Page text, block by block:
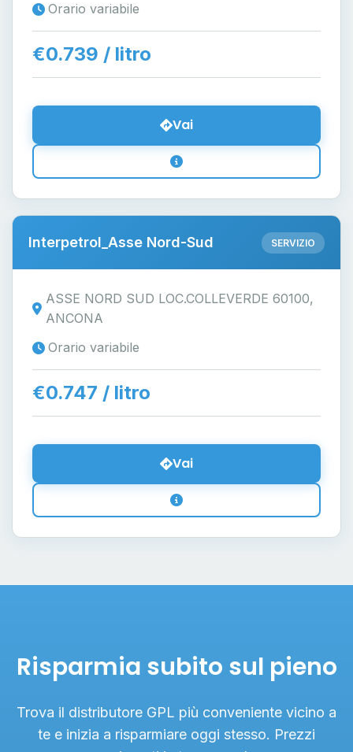
Orario variabile
€0.739 / litro
Vai
Interpetrol_Asse Nord-Sud SERVIZIO
ASSE NORD SUD LOC.COLLEVERDE 60100,
ANCONA
Orario variabile
€0.747 / litro
Vai
Risparmia subito sul pieno
Trova il distributore GPL più conveniente vicino a
te e inizia a risparmiare oggi stesso. Prezzi